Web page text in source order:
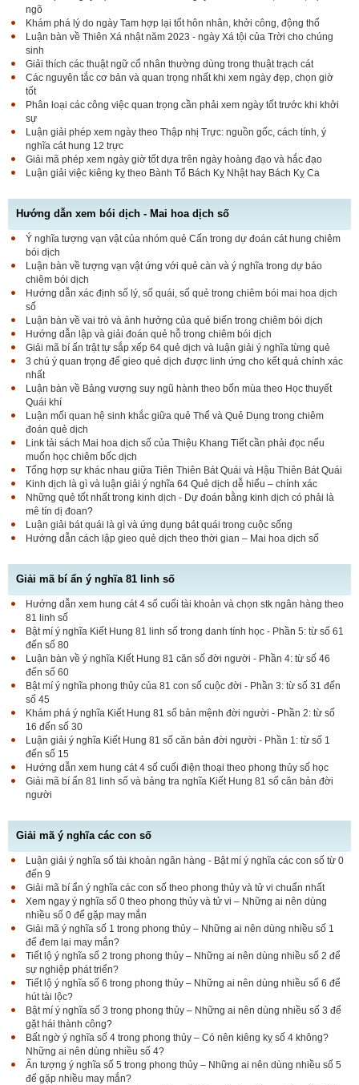
ngõ
Khám phá lý do ngày Tam hợp lại tốt hôn nhân, khởi công, động thổ
Luận bàn về Thiên Xá nhật năm 2023 - ngày Xá tội của Trời cho chúng
sinh
Giải thích các thuật ngữ cổ nhân thường dùng trong thuật trạch cát
Các nguyên tắc cơ bản và quan trọng nhất khi xem ngày đẹp, chọn giờ
tốt
Phân loại các công việc quan trọng cần phải xem ngày tốt trước khi khởi
sự
Luận giải phép xem ngày theo Thập nhị Trực: nguồn gốc, cách tính, ý
nghĩa cát hung 12 trực
Giải mã phép xem ngày giờ tốt dựa trên ngày hoàng đạo và hắc đạo
Luận giải việc kiêng kỵ theo Bành Tổ Bách Kỵ Nhật hay Bách Kỵ Ca
Hướng dẫn xem bói dịch - Mai hoa dịch số
Ý nghĩa tượng vạn vật của nhóm quẻ Cấn trong dự đoán cát hung chiêm
bói dịch
Luận bàn về tượng vạn vật ứng với quẻ càn và ý nghĩa trong dự báo
chiêm bói dịch
Hướng dẫn xác định số lý, số quái, số quẻ trong chiêm bói mai hoa dịch
số
Luận bàn về vai trò và ảnh hưởng của quẻ biến trong chiêm bói dịch
Hướng dẫn lập và giải đoán quẻ hỗ trong chiêm bói dịch
Giải mã bí ấn trật tự sắp xếp 64 quẻ dịch và luận giải ý nghĩa từng quẻ
3 chú ý quan trọng để gieo quẻ dịch được linh ứng cho kết quả chính xác
nhất
Luận bàn về Bảng vượng suy ngũ hành theo bốn mùa theo Học thuyết
Quái khí
Luận mối quan hệ sinh khắc giữa quẻ Thể và Quẻ Dụng trong chiêm
đoán quẻ dịch
Link tải sách Mai hoa dịch số của Thiệu Khang Tiết cần phải đọc nếu
muốn học chiêm bốc dịch
Tổng hợp sự khác nhau giữa Tiên Thiên Bát Quái và Hậu Thiên Bát Quái
Kinh dịch là gì và luận giải ý nghĩa 64 Quẻ dịch dễ hiểu – chính xác
Những quẻ tốt nhất trong kinh dịch - Dự đoán bằng kinh dịch có phải là
mê tín dị đoan?
Luận giải bát quái là gì và ứng dụng bát quái trong cuộc sống
Hướng dẫn cách lập gieo quẻ dịch theo thời gian – Mai hoa dịch số
Giải mã bí ẩn ý nghĩa 81 linh số
Hướng dẫn xem hung cát 4 số cuối tài khoản và chọn stk ngân hàng theo
81 linh số
Bật mí ý nghĩa Kiết Hung 81 linh số trong danh tính học - Phần 5: từ số 61
đến số 80
Luận bàn về ý nghĩa Kiết Hung 81 căn số đời người - Phần 4: từ số 46
đến số 60
Bật mí ý nghĩa phong thủy của 81 con số cuộc đời - Phần 3: từ số 31 đến
số 45
Khám phá ý nghĩa Kiết Hung 81 số bản mệnh đời người - Phần 2: từ số
16 đến số 30
Luận giải ý nghĩa Kiết Hung 81 số căn bản đời người - Phần 1: từ số 1
đến số 15
Hướng dẫn xem hung cát 4 số cuối điện thoại theo phong thủy số học
Giải mã bí ẩn 81 linh số và bảng tra nghĩa Kiết Hung 81 số căn bản đời
người
Giải mã ý nghĩa các con số
Luận giải ý nghĩa số tài khoản ngân hàng - Bật mí ý nghĩa các con số từ 0
đến 9
Giải mã bí ẩn ý nghĩa các con số theo phong thủy và tử vi chuẩn nhất
Xem ngay ý nghĩa số 0 theo phong thủy và tử vi – Những ai nên dùng
nhiều số 0 để gặp may mắn
Giải mã ý nghĩa số 1 trong phong thủy – Những ai nên dùng nhiều số 1
để đem lại may mắn?
Tiết lộ ý nghĩa số 2 trong phong thủy – Những ai nên dùng nhiều số 2 để
sự nghiệp phát triển?
Tiết lộ ý nghĩa số 6 trong phong thủy – Những ai nên dùng nhiều số 6 để
hút tài lộc?
Bật mí ý nghĩa số 3 trong phong thủy – Những ai nên dùng nhiều số 3 để
gặt hái thành công?
Bất ngờ ý nghĩa số 4 trong phong thủy – Có nên kiêng kỵ số 4 không?
Những ai nên dùng nhiều số 4?
Ấn tượng ý nghĩa số 5 trong phong thủy – Những ai nên dùng nhiều số 5
để gặp nhiều may mắn?